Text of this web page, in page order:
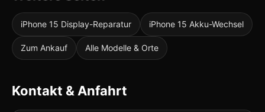
iPhone 15 Display-Reparatur iPhone 15 Akku-Wechsel
Zum Ankauf Alle Modelle & Orte
Kontakt & Anfahrt